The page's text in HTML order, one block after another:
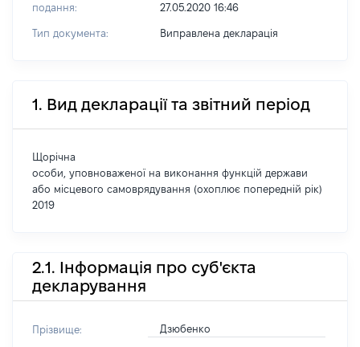
подання:
27.05.2020 16:46
Тип документа: Виправлена декларація
1. Вид декларації та звітний період
Щорічна
особи, уповноваженої на виконання функцій держави
або місцевого самоврядування (охоплює попередній рік)
2019
2.1. Інформація про суб'єкта
декларування
Прізвище: Дзюбенко